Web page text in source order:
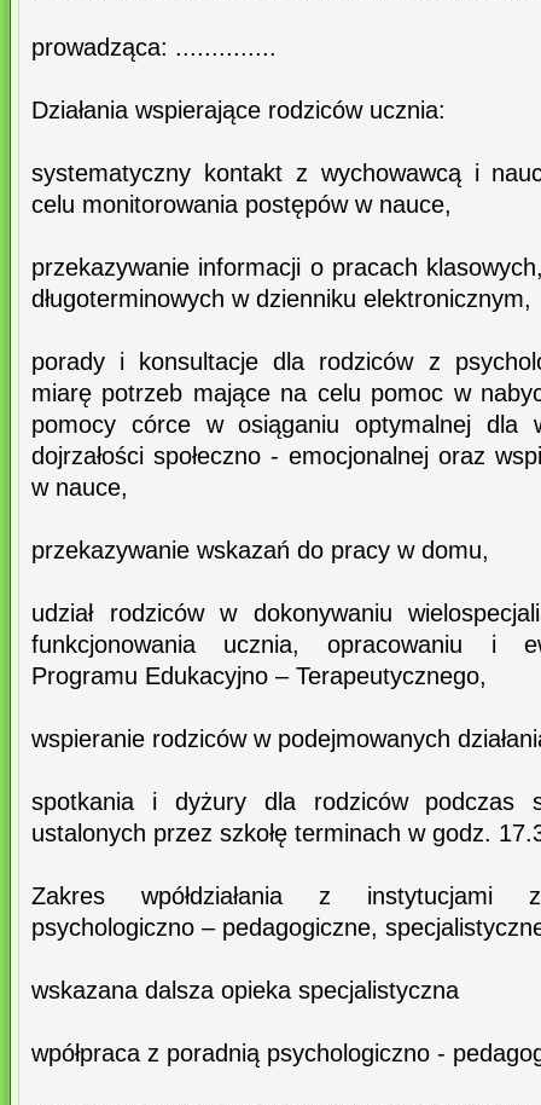
prowadząca: ..............
Działania wspierające rodziców ucznia:
systematyczny kontakt z wychowawcą i
celu monitorowania postępów w nauce,
przekazywanie informacji o pracach
długoterminowych w dzienniku elektronicznym,
porady i konsultacje dla rodziców z
miarę potrzeb mające na celu pomoc w
pomocy córce w osiąganiu optymalnej dla
dojrzałości społeczno - emocjonalnej oraz
w nauce,
przekazywanie wskazań do pracy w domu,
udział rodziców w dokonywaniu
funkcjonowania ucznia, opracowaniu i
Programu Edukacyjno – Terapeutycznego,
wspieranie rodziców w podejmowanych
spotkania i dyżury dla rodziców podczas
ustalonych przez szkołę terminach w godz.
Zakres wpółdziałania z instytucjami
psychologiczno – pedagogiczne,
wskazana dalsza opieka specjalistyczna
wpółpraca z poradnią psychologiczno -